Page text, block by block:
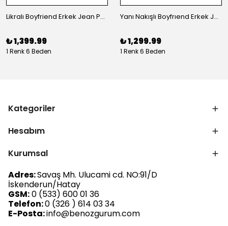
Likralı Boyfriend Erkek Jean Pantolon
₺ 1,399.99
1 Renk 6 Beden
Yanı Nakışlı Boyfrıend Erkek Jean Pantolon
₺ 1,299.99
1 Renk 6 Beden
Kategoriler
Hesabım
Kurumsal
Adres:Savaş Mh. Ulucami cd. NO:91/D
İskenderun/Hatay
GSM:0 (533) 600 01 36
Telefon:0 (326 ) 614 03 34
E-Posta:info@benozgurum.com